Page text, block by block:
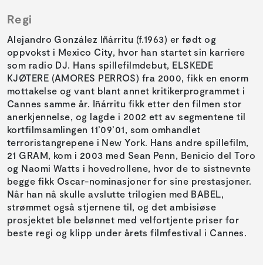
Regi
Alejandro González Iñárritu (f.1963) er født og
oppvokst i Mexico City, hvor han startet sin karriere
som radio DJ. Hans spillefilmdebut, ELSKEDE
KJØTERE (AMORES PERROS) fra 2000, fikk en enorm
mottakelse og vant blant annet kritikerprogrammet i
Cannes samme år. Iñárritu fikk etter den filmen stor
anerkjennelse, og lagde i 2002 ett av segmentene til
kortfilmsamlingen 11’09’01, som omhandlet
terroristangrepene i New York. Hans andre spillefilm,
21 GRAM, kom i 2003 med Sean Penn, Benicio del Toro
og Naomi Watts i hovedrollene, hvor de to sistnevnte
begge fikk Oscar-nominasjoner for sine prestasjoner.
Når han nå skulle avslutte trilogien med BABEL,
strømmet også stjernene til, og det ambisiøse
prosjektet ble belønnet med velfortjente priser for
beste regi og klipp under årets filmfestival i Cannes.